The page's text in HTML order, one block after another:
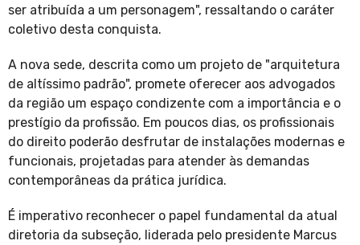
ser atribuída a um personagem", ressaltando o caráter
coletivo desta conquista.
A nova sede, descrita como um projeto de "arquitetura
de altíssimo padrão", promete oferecer aos advogados
da região um espaço condizente com a importância e o
prestígio da profissão. Em poucos dias, os profissionais
do direito poderão desfrutar de instalações modernas e
funcionais, projetadas para atender às demandas
contemporâneas da prática jurídica.
É imperativo reconhecer o papel fundamental da atual
diretoria da subseção, liderada pelo presidente Marcus